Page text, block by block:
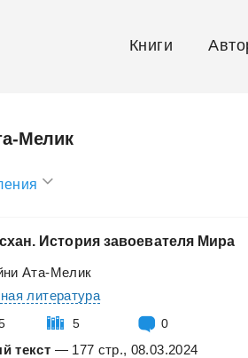
Книги
Мелик
История завоевателя Мира
Ата-Мелик
литература
5 0
текст — 177 стр., 08.03.2024